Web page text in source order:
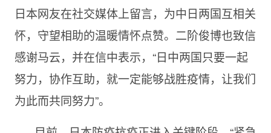
日本网友在社交媒体上留言，为中日两国互相关
怀，守望相助的温暖情怀点赞。二阶俊博也致信
感谢马云，并在信中表示，“日中两国只要一起
努力，协作互助，就一定能够战胜疫情，让我们
为此而共同努力”。